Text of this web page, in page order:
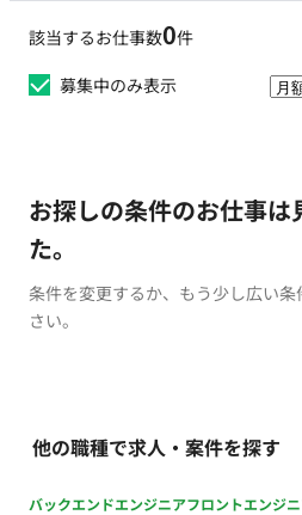
該当するお仕事数0件
募集中のみ表示
お探しの条件のお仕事は
た。
条件を変更するか、もう少し広い
さい。
他の職種で求人・案件を探す
バックエンドエンジニアフロントエンジ